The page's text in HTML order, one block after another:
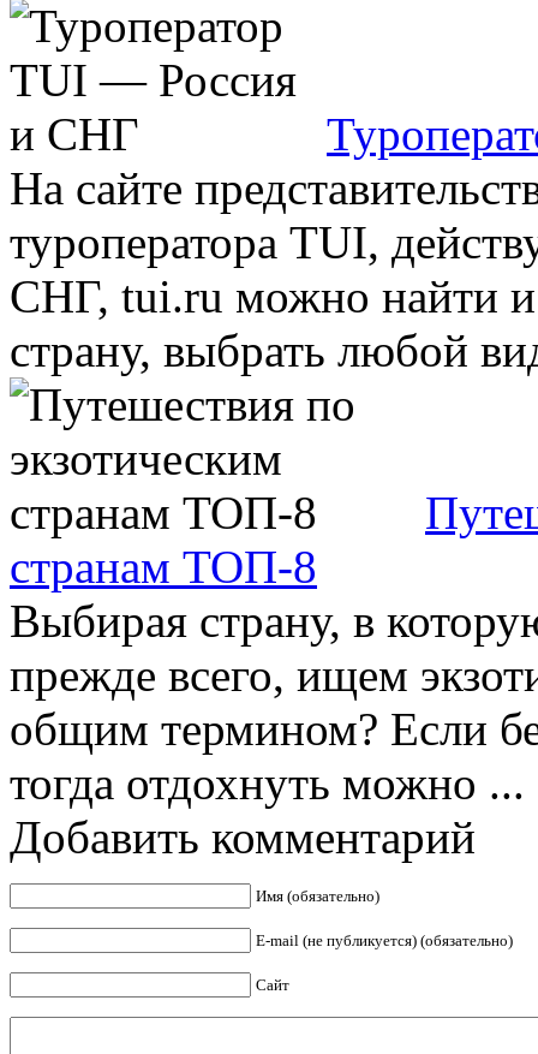
На сайте
туроператора TUI,
СНГ, tui.ru можно найти и
страну, выбрать любой
странам ТОП-8
Выбирая страну, в
прежде всего, ищем
общим термином? Если
тогда отдохнуть можно ...
Добавить комментарий
Имя (обязательно)
E-mail (не публикуется) (обязательно)
Сайт